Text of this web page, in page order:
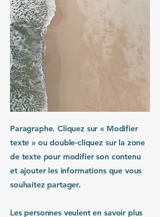
Paragraphe. Cliquez sur « Modifier
texte » ou double-cliquez sur la zone
de texte pour modifier son contenu
et ajouter les informations que vous
souhaitez partager.
Les personnes veulent en savoir plus